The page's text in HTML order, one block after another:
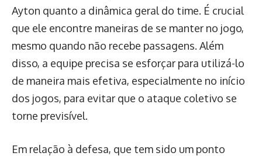
Ayton quanto a dinâmica geral do time. É crucial
que ele encontre maneiras de se manter no jogo,
mesmo quando não recebe passagens. Além
disso, a equipe precisa se esforçar para utilizá-lo
de maneira mais efetiva, especialmente no início
dos jogos, para evitar que o ataque coletivo se
torne previsível.
Em relação à defesa, que tem sido um ponto